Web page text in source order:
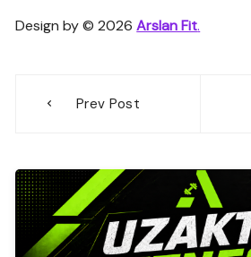
Design by © 2026Arslan Fit.
gezinmesi
Prev Post